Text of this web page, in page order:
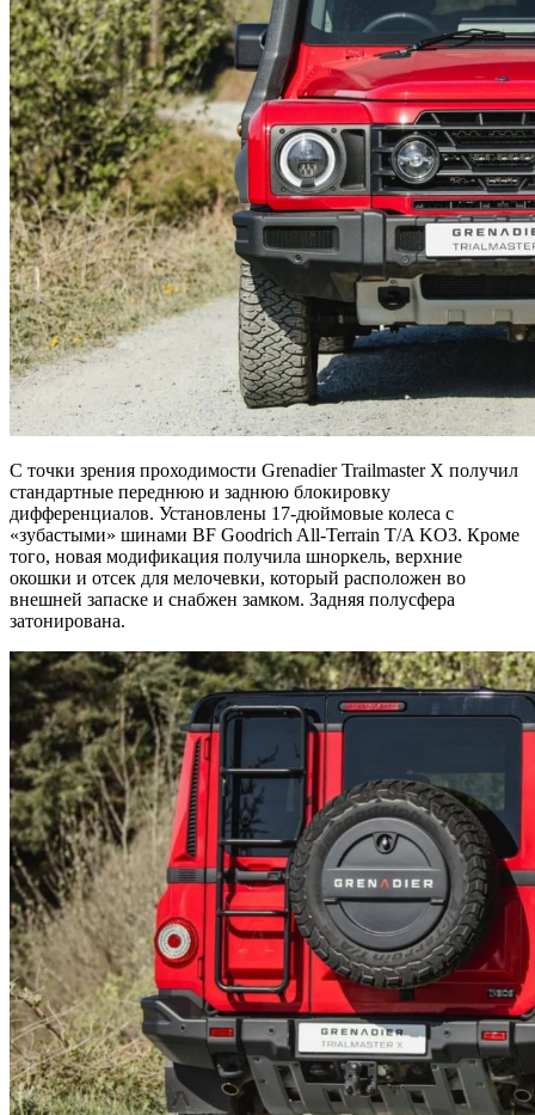
С точки зрения проходимости Grenadier Trailmaster X получил
стандартные переднюю и заднюю блокировку
дифференциалов. Установлены 17-дюймовые колеса с
«зубастыми» шинами BF Goodrich All-Terrain T/A KO3. Кроме
того, новая модификация получила шноркель, верхние
окошки и отсек для мелочевки, который расположен во
внешней запаске и снабжен замком. Задняя полусфера
затонирована.